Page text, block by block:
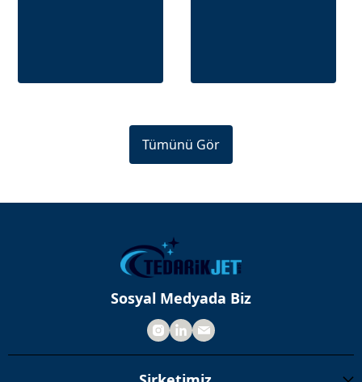
Tümünü Gör
Sosyal Medyada Biz